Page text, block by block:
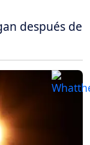
después de